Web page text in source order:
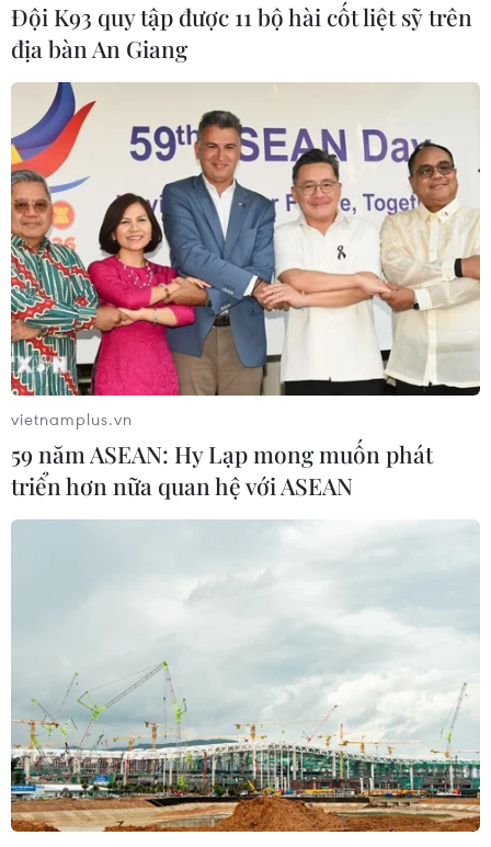
TIN CÙNG CHUYÊN MỤC
Cơ cấu lại vốn nhà nước tại doanh
nghiệp gắn với mục tiêu tăng trưởng
hai con số
07/08/2026 13:16
Bộ Tài chính: Thống nhất bốn
Chương trình mục tiêu quốc gia
thành một tổng thể
07/08/2026 13:06
Tháo gỡ dứt điểm vướng mắc hiện
hữu dự án Nhà máy điện hạt nhân
Masterise Homes đồng hành cùng
khách hàng trên toàn quốc với giải
pháp tài chính ưu việt
07/08/2026 08:39
Kho bạc Nhà nước: Thu ngân sách
đạt 1.896.176 tỷ đồng, bằng 74,96% dự
Đội K93 quy tập được 11 bộ hài cốt liệt sỹ trên
địa bàn An Giang
vietnamplus.vn
59 năm ASEAN: Hy Lạp mong muốn phát
triển hơn nữa quan hệ với ASEAN